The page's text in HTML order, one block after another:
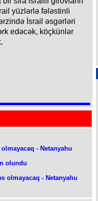
yüzlərlə fələstinli
İsrail əsgərləri
edəcək, köçkünlər
- Netanyahu
olundu
olmayacaq - Netanyahu